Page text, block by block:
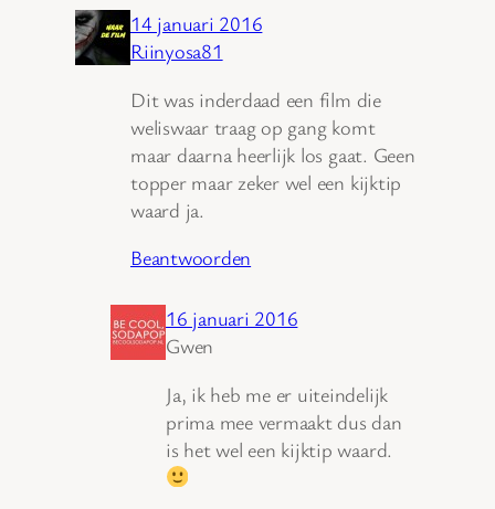
14 januari 2016
Riinyosa81
Dit was inderdaad een film die
weliswaar traag op gang komt
maar daarna heerlijk los gaat. Geen
topper maar zeker wel een kijktip
waard ja.
Beantwoorden
16 januari 2016
Gwen
Ja, ik heb me er uiteindelijk
prima mee vermaakt dus dan
is het wel een kijktip waard.